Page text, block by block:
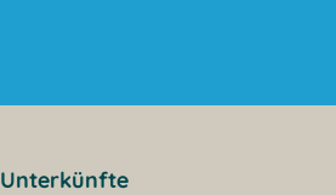
Unterkünfte